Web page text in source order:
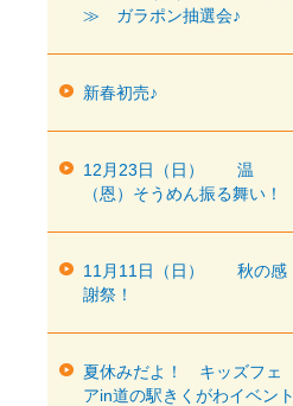
≫ ガラポン抽選会♪
新春初売♪
12月23日（日） 温
（恩）そうめん振る舞い！
11月11日（日） 秋の感
謝祭！
夏休みだよ！ キッズフェ
アin道の駅きくがわイベント